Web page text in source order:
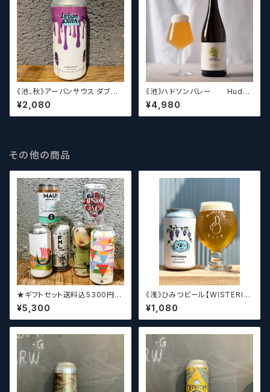
《池、秋》アーバンサウス ダブル
スピルド ロックザボート / Urba
n South HTX Double Spille
d: Rock the Boat【クラフトビ
¥2,080
《池》ハドソンバレー Hudso
n Valley Blossom
¥4,980
その他の商品
★ギフトセット送料込5300円★
（お好みに合わせて4～5本チョ
イスさせていただきます）【クラフ
トビール】
¥5,300
《浅》ひみつビール【WISTERIA】
／ ウィステリア
¥1,080